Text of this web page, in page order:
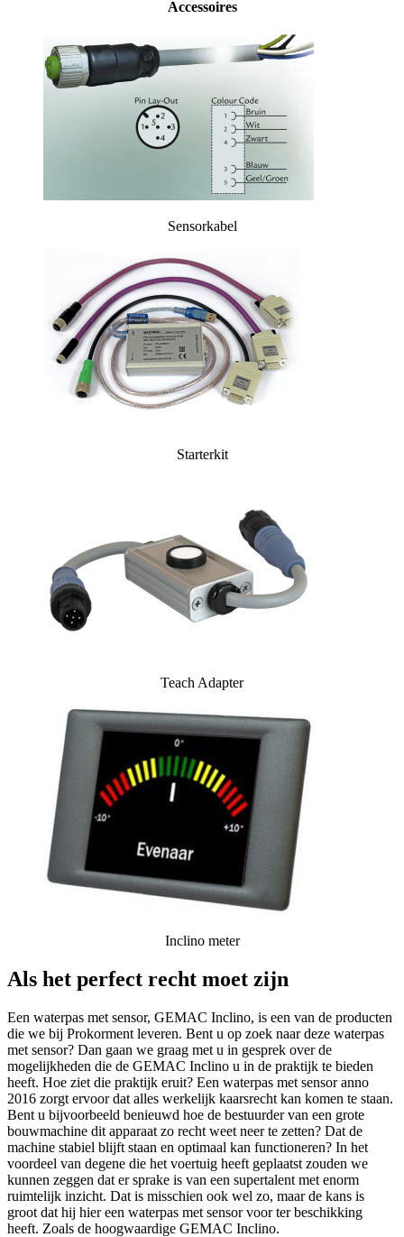
Accessoires
Sensorkabel
Starterkit
Teach Adapter
Inclino meter
Als het perfect recht moet zijn
Een waterpas met sensor, GEMAC Inclino, is een van de producten
die we bij Prokorment leveren. Bent u op zoek naar deze waterpas
met sensor? Dan gaan we graag met u in gesprek over de
mogelijkheden die de GEMAC Inclino u in de praktijk te bieden
heeft. Hoe ziet die praktijk eruit? Een waterpas met sensor anno
2016 zorgt ervoor dat alles werkelijk kaarsrecht kan komen te staan.
Bent u bijvoorbeeld benieuwd hoe de bestuurder van een grote
bouwmachine dit apparaat zo recht weet neer te zetten? Dat de
machine stabiel blijft staan en optimaal kan functioneren? In het
voordeel van degene die het voertuig heeft geplaatst zouden we
kunnen zeggen dat er sprake is van een supertalent met enorm
ruimtelijk inzicht. Dat is misschien ook wel zo, maar de kans is
groot dat hij hier een waterpas met sensor voor ter beschikking
heeft. Zoals de hoogwaardige GEMAC Inclino.